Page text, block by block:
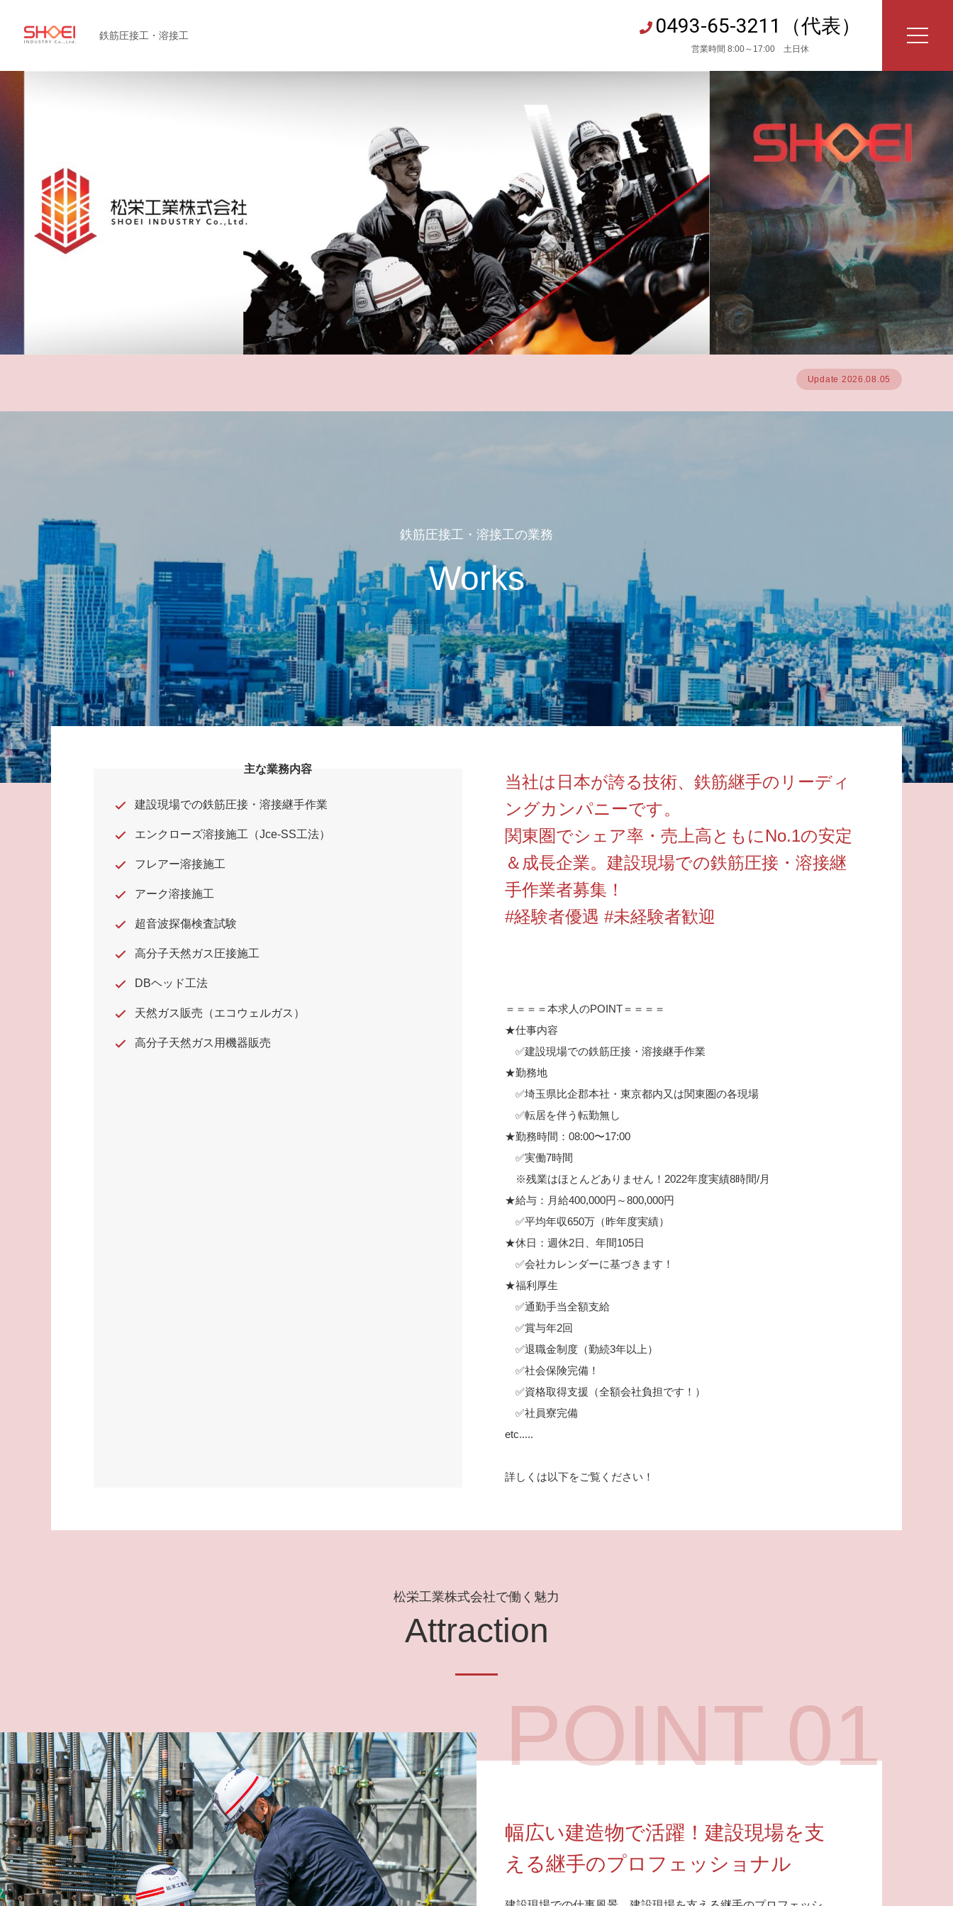
鉄筋圧接工・溶接工 0493-65-3211（代表）
営業時間 8:00～17:00 土日休
Update 2026.08.05
鉄筋圧接工・溶接工の業務
Works
主な業務内容
建設現場での鉄筋圧接・溶接継手作業
エンクローズ溶接施工（Jce-SS工法）
フレアー溶接施工
アーク溶接施工
超音波探傷検査試験
高分子天然ガス圧接施工
DBヘッド工法
天然ガス販売（エコウェルガス）
高分子天然ガス用機器販売
当社は日本が誇る技術、鉄筋継手のリーディ
ングカンパニーです。
関東圏でシェア率・売上高ともにNo.1の安定
＆成長企業。建設現場での鉄筋圧接・溶接継
手作業者募集！
#経験者優遇 #未経験者歓迎
＝＝＝＝本求人のPOINT＝＝＝＝
★仕事内容
✅建設現場での鉄筋圧接・溶接継手作業
★勤務地
✅埼玉県比企郡本社・東京都内又は関東圏の各現場
✅転居を伴う転勤無し
★勤務時間：08:00〜17:00
✅実働7時間
※残業はほとんどありません！2022年度実績8時間/月
★給与：月給400,000円～800,000円
✅平均年収650万（昨年度実績）
★休日：週休2日、年間105日
✅会社カレンダーに基づきます！
★福利厚生
✅通勤手当全額支給
✅賞与年2回
✅退職金制度（勤続3年以上）
✅社会保険完備！
✅資格取得支援（全額会社負担です！）
✅社員寮完備
etc.....
詳しくは以下をご覧ください！
松栄工業株式会社で働く魅力
Attraction
POINT 01
幅広い建造物で活躍！建設現場を支
える継手のプロフェッショナル